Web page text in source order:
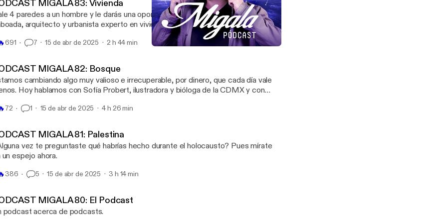
MIGALA 83: Vivienda
4 paredes a un hombre y le darás una oportunidad. Hoy nos acompaña Federico
arquitecto y urbanista experto en vivienda.
691 7 15 de abr de 2025 2 h 44 min
MIGALA 82: Bosque
cambiando algo muy valioso e irrecuperable, por dinero, que cada día vale
Hoy hablamos con Sofía Probert, ilustradora y bióloga de la CDMX y con
Las encuentran en Instagram como @sofia.probert, @tif_diploperenis y
72 1 15 de abr de 2025 4 h 26 min
MIGALA 81: Palestina
vez te preguntaste qué habrías hecho durante el holocausto? Pues mírate
un espejo ahora.
386 5 15 de abr de 2025 3 h 14 min
MIGALA 80: El Podcast
podcast acerca de podcasts.